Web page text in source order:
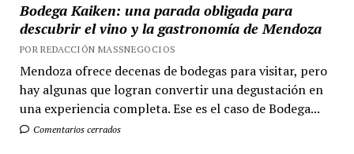
Bodega Kaiken: una parada obligada para
descubrir el vino y la gastronomía de Mendoza
POR REDACCIÓN MASSNEGOCIOS
Mendoza ofrece decenas de bodegas para visitar, pero
hay algunas que logran convertir una degustación en
una experiencia completa. Ese es el caso de Bodega...
Comentarios cerrados